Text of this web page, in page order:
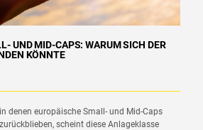
UND MID-CAPS: WARUM SICH DER
KÖNNTE
denen europäische Small- und Mid-Caps
scheint diese Anlageklasse